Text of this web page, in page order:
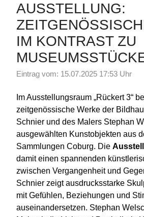
AUSSTELLUNG:
IM KONTRAST ZU
Eintrag vom: 15.07.2025 17:53 Uhr
Im Ausstellungsraum „Rückert 3“
zeitgenössische Werke der
Schnier und des Malers Stephan
ausgewählten Kunstobjekten aus
Sammlungen Coburg. Die
damit einen spannenden
zwischen Vergangenheit und
Schnier zeigt ausdrucksstarke
mit Gefühlen, Beziehungen und
auseinandersetzen. Stephan